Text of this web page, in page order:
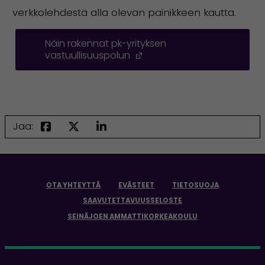
verkkolehdestä alla olevan painikkeen kautta.
Näin rakennat pk-yrityksen
vastuullisuuspolun
Jaa:
OTA YHTEYTTÄ EVÄSTEET
TIETOSUOJA
SAAVUTETTAVUUSSELOSTE
SEINÄJOEN AMMATTIKORKEAKOULU